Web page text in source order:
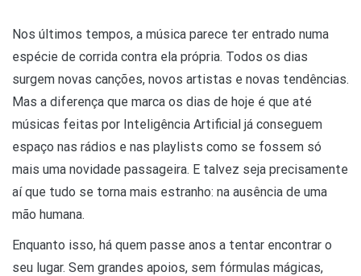
Nos últimos tempos, a música parece ter entrado numa
espécie de corrida contra ela própria. Todos os dias
surgem novas canções, novos artistas e novas tendências.
Mas a diferença que marca os dias de hoje é que até
músicas feitas por Inteligência Artificial já conseguem
espaço nas rádios e nas playlists como se fossem só
mais uma novidade passageira. E talvez seja precisamente
aí que tudo se torna mais estranho: na ausência de uma
mão humana.
Enquanto isso, há quem passe anos a tentar encontrar o
seu lugar. Sem grandes apoios, sem fórmulas mágicas,